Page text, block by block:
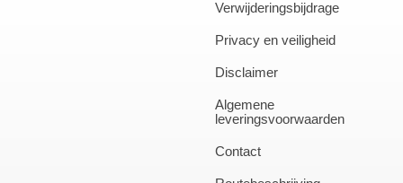
Verwijderingsbijdrage
Privacy en veiligheid
Disclaimer
Algemene
leveringsvoorwaarden
Contact